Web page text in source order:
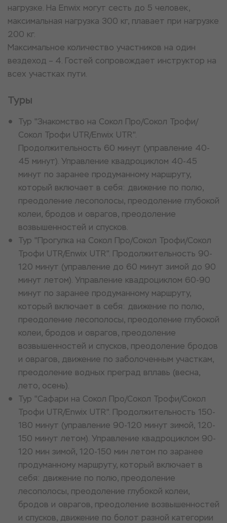
нагрузке. На Enwix могут сесть до 5 человек,
максимальная нагрузка 300 кг, плавает при нагрузке
200 кг.
Максимальное количество участников на один
вездеход – 4. Гостей сопровождает инструктор на
всех участках пути.
Туры
Тур "Знакомство на Сокол Про/Сокол Трофи/
Сокол Трофи UTR/Enwix UTR".
Продолжительность 60 минут (управление 40-
45 минут). Управление квадроциклом 40-45
минут по заранее продуманному маршруту,
который включает в себя: движение по полю,
преодоление лесополосы, преодоление глубокой
колеи, бродов и оврагов, преодоление
возвышенностей и спусков.
Тур "Прогулка на Сокол Про/Сокол Трофи/Сокол
Трофи UTR/Enwix UTR". Продолжительность 90-
120 минут (управление до 60 минут зимой до 90
минут летом). Управление квадроциклом 60-90
минут по заранее продуманному маршруту,
который включает в себя: движение по полю,
преодоление лесополосы, преодоление глубокой
колеи, бродов и оврагов, преодоление
возвышенностей и спусков, преодоление бродов
и оврагов, движение по заболоченным участкам,
преодоление водных преград вплавь (весна,
лето, осень).
Тур "Сафари на Сокол Про/Сокол Трофи/Сокол
Трофи UTR/Enwix UTR". Продолжительность 150-
180 минут (управление 90-120 минут зимой, 120-
150 минут летом). Управление квадроциклом 90-
120 мин зимой, 120-150 мин летом по заранее
продуманному маршруту, который включает в
себя: движение по полю, преодоление
лесополосы, преодоление глубокой колеи,
бродов и оврагов, преодоление возвышенностей
и спусков, движение по болот разной категории